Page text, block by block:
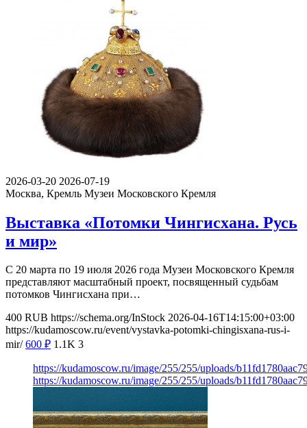
2026-03-20 2026-07-19
Москва, Кремль Музеи Московского Кремля
Выставка «Потомки Чингисхана. Русь
и мир»
С 20 марта по 19 июля 2026 года Музеи Московского Кремля
представляют масштабный проект, посвященный судьбам
потомков Чингисхана при…
400 RUB https://schema.org/InStock 2026-04-16T14:15:00+03:00
https://kudamoscow.ru/event/vystavka-potomki-chingisxana-rus-i-
mir/ 600 ₽ 1.1K 3
https://kudamoscow.ru/image/255/255/uploads/
https://kudamoscow.ru/image/255/255/uploads/